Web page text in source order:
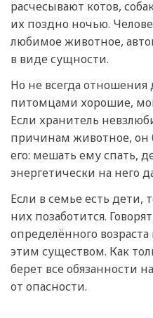
расчесывают котов,
их поздно ночью.
любимое животное,
в виде сущности.
Но не всегда
питомцами хорошие,
Если хранитель
причинам животное, он
его: мешать ему спать,
энергетически на него
Если в семье есть дети,
них позаботится.
определённого
этим существом. Как
берет все обязанности
от опасности.